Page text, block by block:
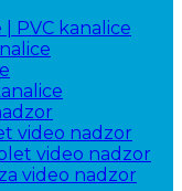
PVC kanalice
video nadzor
video nadzor
video nadzor